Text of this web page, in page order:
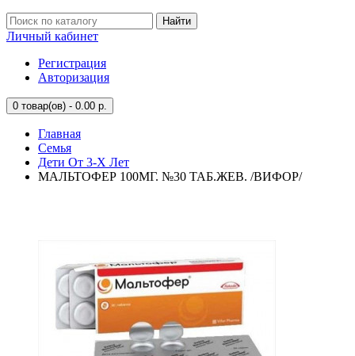
Найти
Личный кабинет
Регистрация
Авторизация
0 товар(ов) - 0.00 р.
Главная
Семья
Дети От 3-Х Лет
МАЛЬТОФЕР 100МГ. №30 ТАБ.ЖЕВ. /ВИФОР/